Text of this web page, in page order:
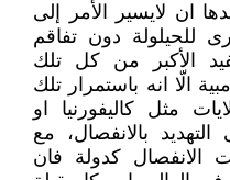
ان لايسير الأمر إلى
للحيلولة دون تفاقم
الأكبر من كل تلك
الّا انه باستمرار تلك
مثل كاليفورنيا او
بالانفصال، مع
الانفصال كدولة فان